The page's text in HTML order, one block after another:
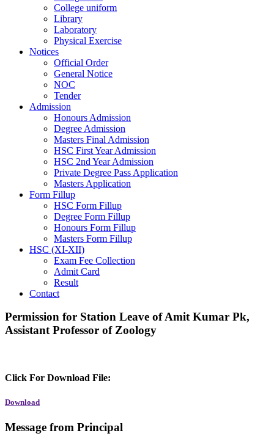
College uniform
Library
Laboratory
Physical Exercise
Notices
Official Order
General Notice
NOC
Tender
Admission
Honours Admission
Degree Admission
Masters Final Admission
HSC First Year Admission
HSC 2nd Year Admission
Private Degree Pass Application
Masters Application
Form Fillup
HSC Form Fillup
Degree Form Fillup
Honours Form Fillup
Masters Form Fillup
HSC (XI-XII)
Exam Fee Collection
Admit Card
Result
Contact
Permission for Station Leave of Amit Kumar Pk,
Assistant Professor of Zoology
Click For Download File:
Download
Message from Principal